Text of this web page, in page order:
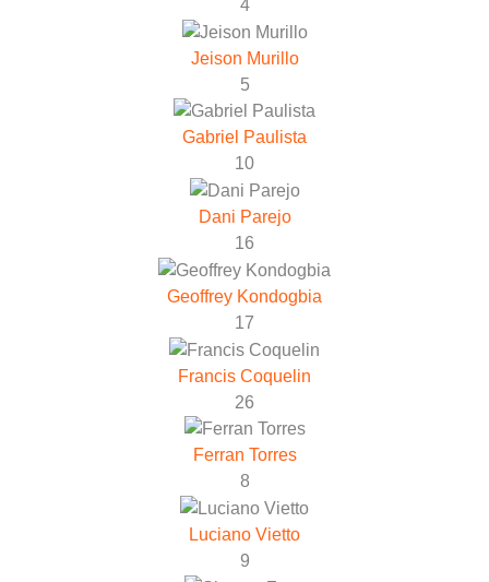
4
Jeison Murillo
5
Gabriel Paulista
10
Dani Parejo
16
Geoffrey Kondogbia
17
Francis Coquelin
26
Ferran Torres
8
Luciano Vietto
9